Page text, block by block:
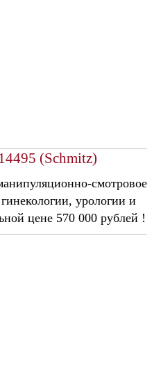
(Schmitz)
смотровое
урологии и
цене 570 000 рублей !